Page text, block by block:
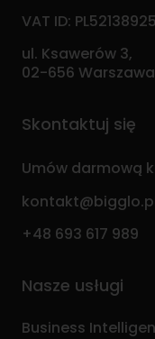
VAT ID:
ul. Ksawerów 3,
02-656 Warszawa
Skontaktuj się
Umów darmową
+48 693 617 989
Nasze usługi
Business